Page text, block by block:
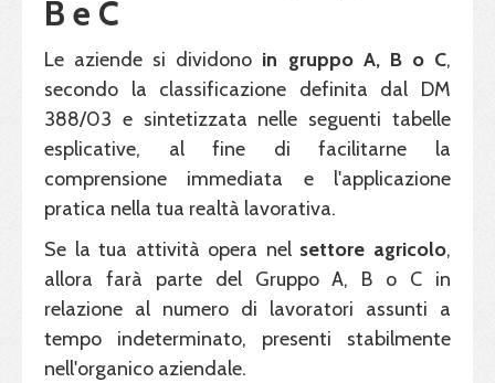
B e C
Le aziende si dividono in gruppo A, B o C,
secondo la classificazione definita dal DM
388/03 e sintetizzata nelle seguenti tabelle
esplicative, al fine di facilitarne la
comprensione immediata e l'applicazione
pratica nella tua realtà lavorativa.
Se la tua attività opera nel settore agricolo,
allora farà parte del Gruppo A, B o C in
relazione al numero di lavoratori assunti a
tempo indeterminato, presenti stabilmente
nell'organico aziendale.